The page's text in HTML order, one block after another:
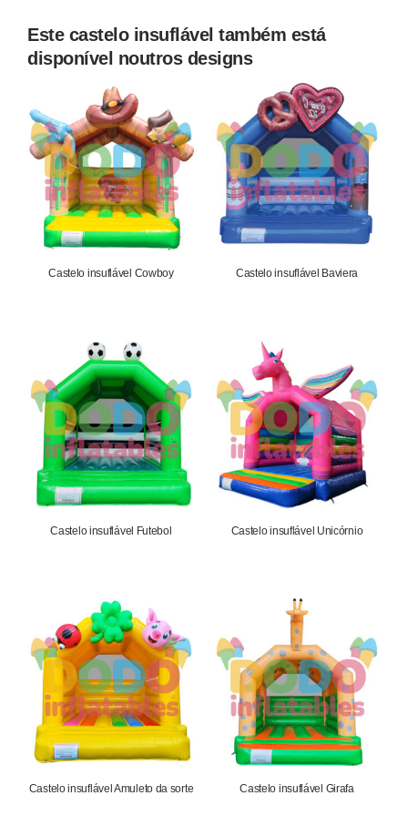
Este castelo insuflável também está
disponível noutros designs
Castelo insuflável Cowboy Castelo insuflável Baviera
Castelo insuflável Futebol Castelo insuflável Unicórnio
Castelo insuflável Amuleto da sorte Castelo insuflável Girafa